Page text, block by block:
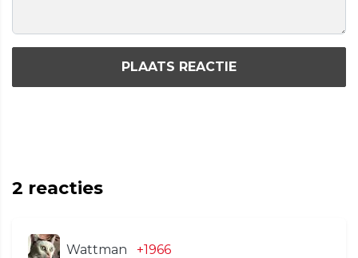
PLAATS REACTIE
2 reacties
Wattman +1966